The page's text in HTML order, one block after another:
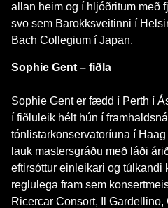
allan heim og í hljóðritum með
svo sem Barokksveitinni í
Bach Collegium í Japan.
Sophie Gent – fiðla
Sophie Gent er fædd í Perth í
í fiðluleik hélt hún í
tónlistarkonservatoríuna í
lauk mastersgráðu með láði
eftirsóttur einleikari og túlkandi
reglulega fram sem
Ricercar Consort, Il